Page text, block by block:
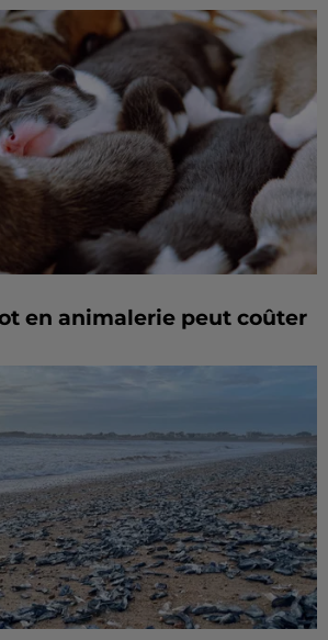
en animalerie peut coûter